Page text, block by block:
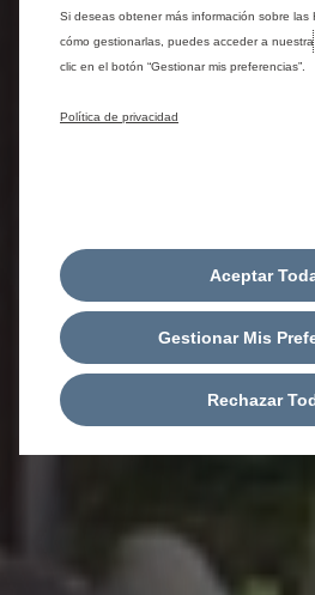
Si deseas obtener más información sobre las
cómo gestionarlas, puedes acceder a nuestra
clic en el botón “Gestionar mis preferencias”.
Política de privacidad
Gestionar Mis
Aceptar
Rechazar